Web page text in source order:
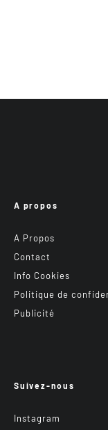
A propos
A Propos
Contact
Info Cookies
Politique de
Publicité
Suivez-nous
Instagram